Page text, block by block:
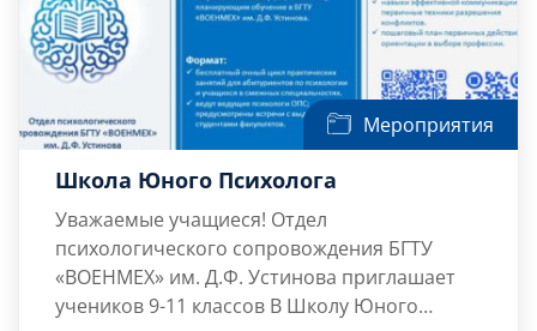
Мероприятия
Школа Юного Психолога
Уважаемые учащиеся! Отдел
психологического сопровождения БГТУ
«ВОЕНМЕХ» им. Д.Ф. Устинова приглашает
учеников 9-11 классов В Школу Юного